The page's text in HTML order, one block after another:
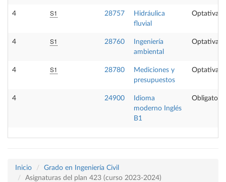
4 S1 28757
Hidráulica
fluvial
Optativa
4 S1 28760
Ingeniería
ambiental
Optativa
4 S1 28780
Mediciones y
presupuestos
Optativa
4 24900
Idioma
moderno Inglés
B1
Obligatoria
Inicio
Grado en Ingeniería Civil
Asignaturas del plan 423 (curso 2023-2024)